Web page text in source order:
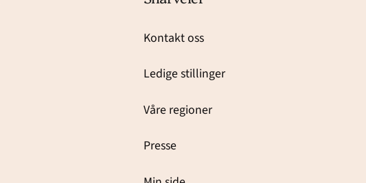
Kontakt oss
Ledige stillinger
Våre regioner
Presse